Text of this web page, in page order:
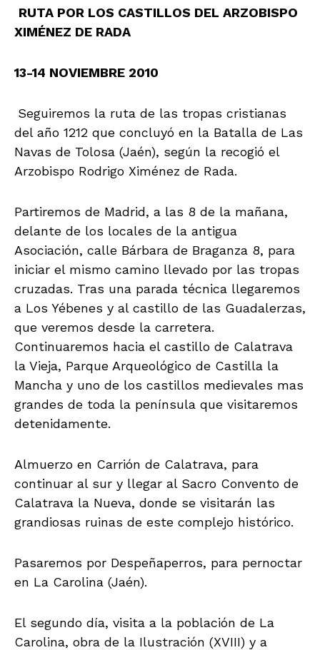
RUTA POR LOS CASTILLOS DEL ARZOBISPO
XIMÉNEZ DE RADA
13-14 NOVIEMBRE 2010
Seguiremos la ruta de las tropas cristianas
del año 1212 que concluyó en la Batalla de Las
Navas de Tolosa (Jaén), según la recogió el
Arzobispo Rodrigo Ximénez de Rada.
Partiremos de Madrid, a las 8 de la mañana,
delante de los locales de la antigua
Asociación, calle Bárbara de Braganza 8, para
iniciar el mismo camino llevado por las tropas
cruzadas. Tras una parada técnica llegaremos
a Los Yébenes y al castillo de las Guadalerzas,
que veremos desde la carretera.
Continuaremos hacia el castillo de Calatrava
la Vieja, Parque Arqueológico de Castilla la
Mancha y uno de los castillos medievales mas
grandes de toda la península que visitaremos
detenidamente.
Almuerzo en Carrión de Calatrava, para
continuar al sur y llegar al Sacro Convento de
Calatrava la Nueva, donde se visitarán las
grandiosas ruinas de este complejo histórico.
Pasaremos por Despeñaperros, para pernoctar
en La Carolina (Jaén).
El segundo día, visita a la población de La
Carolina, obra de la Ilustración (XVIII) y a